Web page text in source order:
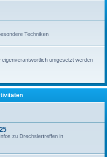
Techniken
umgesetzt werden
zu Drechslertreffen in